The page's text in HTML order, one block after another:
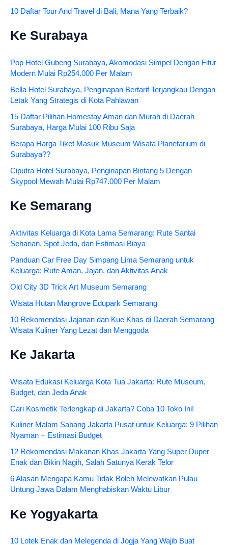
10 Daftar Tour And Travel di Bali, Mana Yang Terbaik?
Ke Surabaya
Pop Hotel Gubeng Surabaya, Akomodasi Simpel Dengan Fitur
Modern Mulai Rp254.000 Per Malam
Bella Hotel Surabaya, Penginapan Bertarif Terjangkau Dengan
Letak Yang Strategis di Kota Pahlawan
15 Daftar Pilihan Homestay Aman dan Murah di Daerah
Surabaya, Harga Mulai 100 Ribu Saja
Berapa Harga Tiket Masuk Museum Wisata Planetarium di
Surabaya??
Ciputra Hotel Surabaya, Penginapan Bintang 5 Dengan
Skypool Mewah Mulai Rp747.000 Per Malam
Ke Semarang
Aktivitas Keluarga di Kota Lama Semarang: Rute Santai
Seharian, Spot Jeda, dan Estimasi Biaya
Panduan Car Free Day Simpang Lima Semarang untuk
Keluarga: Rute Aman, Jajan, dan Aktivitas Anak
Old City 3D Trick Art Museum Semarang
Wisata Hutan Mangrove Edupark Semarang
10 Rekomendasi Jajanan dan Kue Khas di Daerah Semarang
Wisata Kuliner Yang Lezat dan Menggoda
Ke Jakarta
Wisata Edukasi Keluarga Kota Tua Jakarta: Rute Museum,
Budget, dan Jeda Anak
Cari Kosmetik Terlengkap di Jakarta? Coba 10 Toko Ini!
Kuliner Malam Sabang Jakarta Pusat untuk Keluarga: 9 Pilihan
Nyaman + Estimasi Budget
12 Rekomendasi Makanan Khas Jakarta Yang Super Duper
Enak dan Bikin Nagih, Salah Satunya Kerak Telor
6 Alasan Mengapa Kamu Tidak Boleh Melewatkan Pulau
Untung Jawa Dalam Menghabiskan Waktu Libur
Ke Yogyakarta
10 Lotek Enak dan Melegenda di Jogja Yang Wajib Buat